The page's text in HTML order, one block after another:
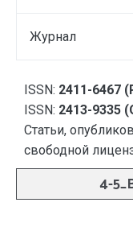
Журнал
ISSN: 2411-6467
ISSN: 2413-9335
Статьи,
свободной
4-